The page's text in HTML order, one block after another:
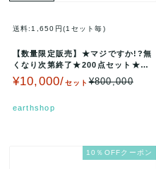
送料:1,650円(1セット毎)
【数量限定販売】★マジですか!?無
くなり次第終了★200点セット★25
円仕入れ★新品未使用 ipho…
¥10,000/セット¥800,000
earthshop
10％OFFクーポン